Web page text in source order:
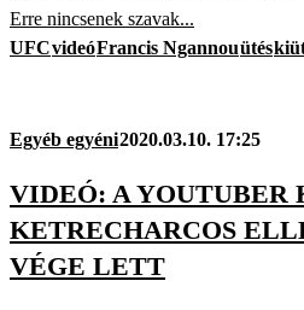
Erre nincsenek szavak...
UFCvideóFrancis Ngannouütés
Egyéb egyéni2020.03.10. 17:25
VIDEÓ: A YOUTUBER
KETRECHARCOS
VÉGE LETT